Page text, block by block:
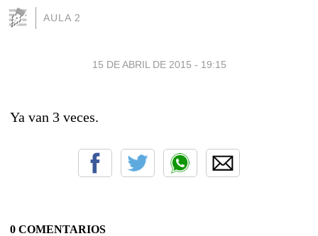
AULA 2
15 DE ABRIL DE 2015 - 19:15
Ya van 3 veces.
0 COMENTARIOS